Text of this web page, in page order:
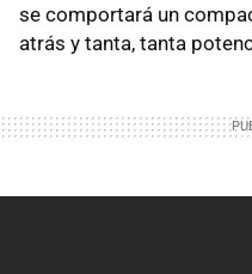
se comportará un
atrás y tanta, tanta